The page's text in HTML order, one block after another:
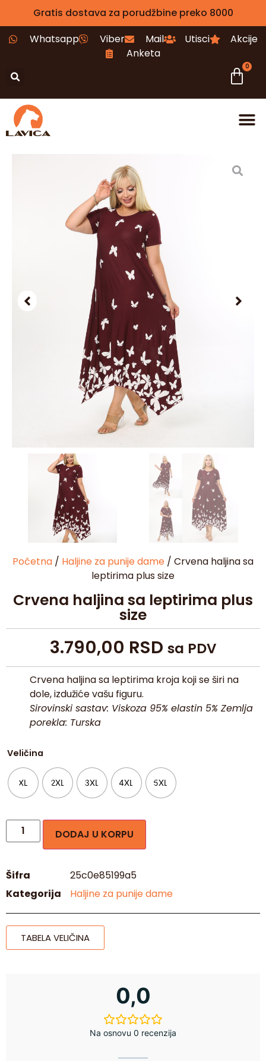
Gratis dostava za porudžbine preko 8000
Whatsapp
Viber Mail Utisci
Akcije
Anketa
0
Početna / Haljine za punije dame / Crvena haljina sa
leptirima plus size
Crvena haljina sa leptirima plus
size
3.790,00 RSD sa PDV
Crvena haljina sa leptirima kroja koji se širi na
dole, izdužiće vašu figuru.
Sirovinski sastav: Viskoza 95% elastin 5% Zemlja
porekla: Turska
Veličina
XL 2XL 3XL 4XL 5XL
DODAJ U KORPU
Šifra
25c0e85199a5
Kategorija
Haljine za punije dame
TABELA VELIČINA
0,0
Na osnovu 0 recenzija